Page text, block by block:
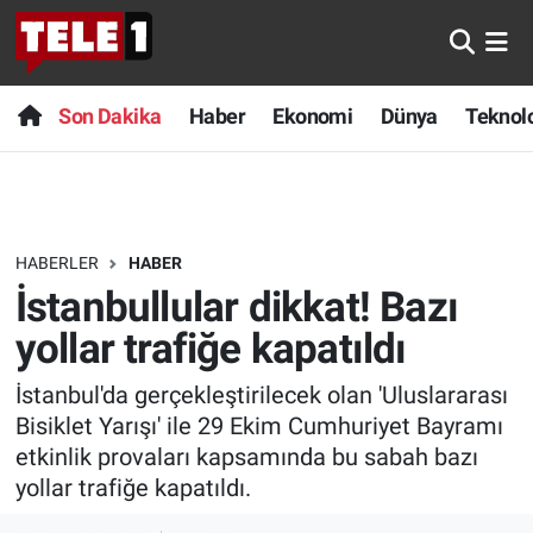
Son Dakika Haber Ekonomi Dünya
HABERLER HABER
İstanbullular dikkat! Bazı
yollar trafiğe kapatıldı
İstanbul'da gerçekleştirilecek olan 'Uluslararası
Bisiklet Yarışı' ile 29 Ekim Cumhuriyet Bayramı
etkinlik provaları kapsamında bu sabah bazı
yollar trafiğe kapatıldı.
Anında Manşet
Başka Sohbetler
Bilim turu
Bilim ve Teknoloji Evreni
Doğa Konuşuyor
Dünya
Son Dakika
Haber
Dünya
Teknoloji
Sağlık
Spor
Nöbetçi Eczaneler
Hava Durumu
Trafik Durumu
Süper Lig Puan Durumu ve Fikstür
Tüm Manşetler
Son Dakika Haberleri